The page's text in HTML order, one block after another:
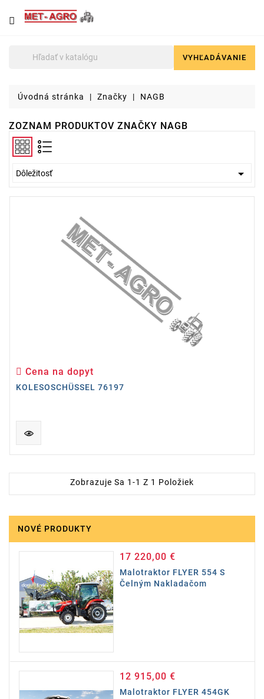
NÁJDETE
U
čelné
nakladače
stroje
VYHĽADÁVANIE
Úvodná stránka Značky NAGB
ZOZNAM PRODUKTOV ZNAČKY NAGB
Dôležitosť 
Cena na dopyt
KOLESOSCHÜSSEL 76197
Zobrazuje Sa 1-1 Z 1 Položiek
NOVÉ PRODUKTY
17 220,00 €Cena
Malotraktor FLYER 554 S
Čelným Nakladačom
12 915,00 €Cena
Malotraktor FLYER 454GK